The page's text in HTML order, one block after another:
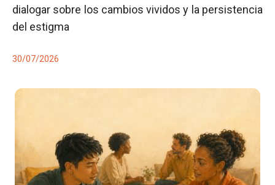
dialogar sobre los cambios vividos y la persistencia
del estigma
30/07/2026